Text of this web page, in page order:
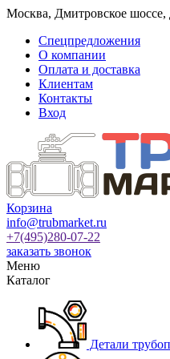
Москва, Дмитровское шоссе,
Спецпредложения
О компании
Оплата и доставка
Клиентам
Контакты
Вход
Корзина
info@trubmarket.ru
+7(495)280-07-22
заказать звонок
Меню
Каталог
Детали